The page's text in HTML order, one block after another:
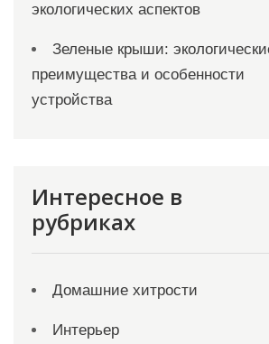
экологических аспектов
Зеленые крыши:
преимущества и особенности
устройства
Интересное в
рубриках
Домашние хитрости
Интерьер